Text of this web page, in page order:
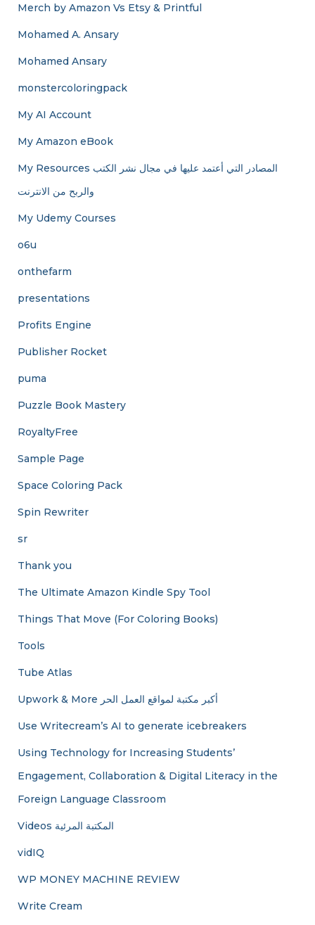
Merch by Amazon Vs Etsy & Printful
Mohamed A. Ansary
Mohamed Ansary
monstercoloringpack
My AI Account
My Amazon eBook
My Resources المصادر التي أعتمد عليها في مجال نشر الكتب
والربح من الانترنت
My Udemy Courses
o6u
onthefarm
presentations
Profits Engine
Publisher Rocket
puma
Puzzle Book Mastery
RoyaltyFree
Sample Page
Space Coloring Pack
Spin Rewriter
sr
Thank you
The Ultimate Amazon Kindle Spy Tool
Things That Move (For Coloring Books)
Tools
Tube Atlas
Upwork & More أكبر مكتبة لمواقع العمل الحر
Use Writecream’s AI to generate icebreakers
Using Technology for Increasing Students’
Engagement, Collaboration & Digital Literacy in the
Foreign Language Classroom
Videos المكتبة المرئية
vidIQ
WP MONEY MACHINE REVIEW
Write Cream